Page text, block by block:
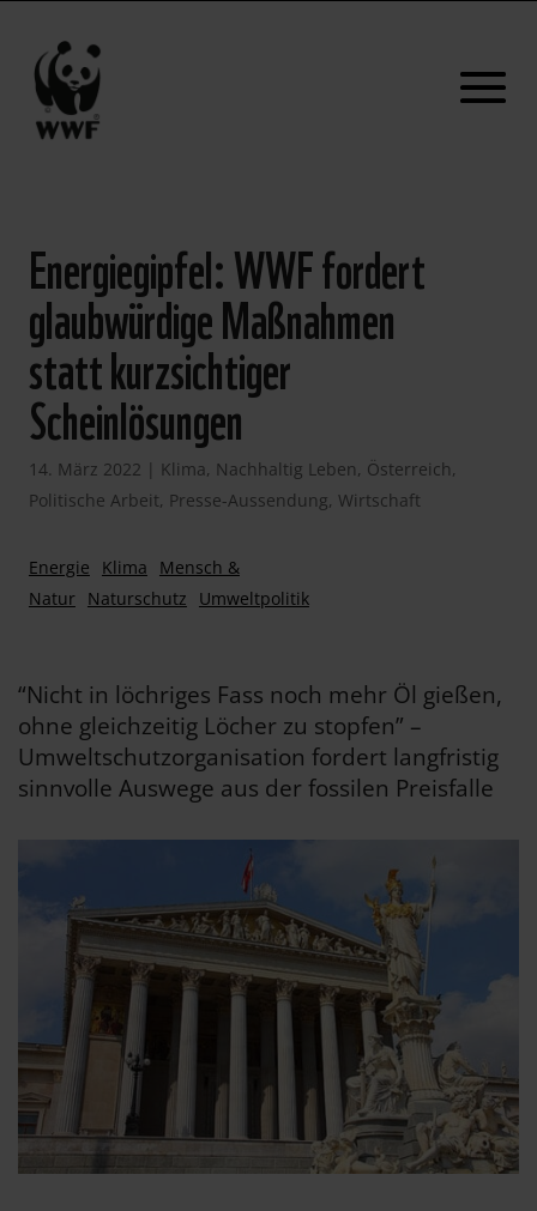
Energiegipfel: WWF fordert
glaubwürdige Maßnahmen
statt kurzsichtiger
Scheinlösungen
14. März 2022 | Klima, Nachhaltig Leben, Österreich,
Politische Arbeit, Presse-Aussendung, Wirtschaft
Energie Klima
Mensch &
Natur Naturschutz Umweltpolitik
“Nicht in löchriges Fass noch mehr Öl gießen,
ohne gleichzeitig Löcher zu stopfen” –
Umweltschutzorganisation fordert langfristig
sinnvolle Auswege aus der fossilen Preisfalle